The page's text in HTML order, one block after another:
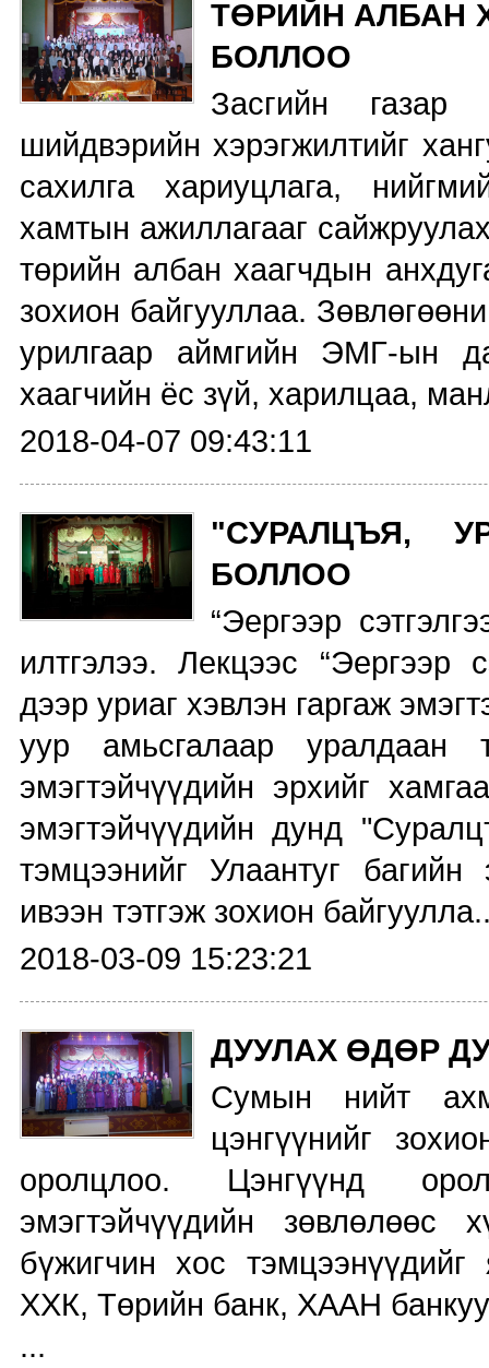
ТӨРИЙН АЛБАН
БОЛЛОО
Засгийн газар
шийдвэрийн хэрэгжилтийг
сахилга хариуцлага,
хамтын ажиллагааг
төрийн албан хаагчдын
зохион байгууллаа.
урилгаар аймгийн ЭМГ-ын
хаагчийн ёс зүй, харилцаа,
2018-04-07 09:43:11
"СУРАЛЦЪЯ,
БОЛЛОО
“Эергээр
илтгэлээ. Лекцээс “Эергээр
дээр уриаг хэвлэн гаргаж
уур амьсгалаар уралдаан
эмэгтэйчүүдийн эрхийг
эмэгтэйчүүдийн дунд
тэмцээнийг Улаантуг багийн
ивээн тэтгэж зохион
2018-03-09 15:23:21
ДУУЛАХ ӨДӨР
Сумын нийт
цэнгүүнийг
оролцлоо. Цэнгүүнд
эмэгтэйчүүдийн зөвлөлөөс
бүжигчин хос
ХХК, Төрийн банк, ХААН
...